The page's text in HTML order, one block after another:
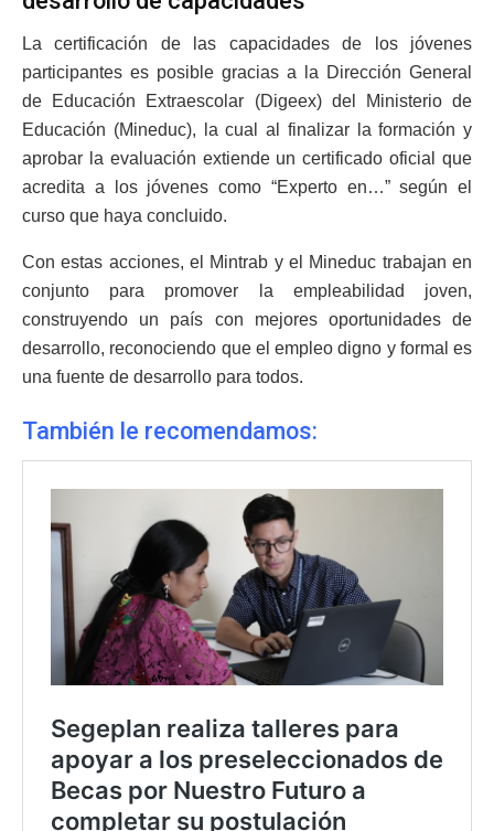
La certificación de las capacidades de los jóvenes
participantes es posible gracias a la Dirección General
de Educación Extraescolar (Digeex) del Ministerio de
Educación (Mineduc), la cual al finalizar la formación y
aprobar la evaluación extiende un certificado oficial que
acredita a los jóvenes como “Experto en…” según el
curso que haya concluido.
Con estas acciones, el Mintrab y el Mineduc trabajan en
conjunto para promover la empleabilidad joven,
construyendo un país con mejores oportunidades de
desarrollo, reconociendo que el empleo digno y formal es
una fuente de desarrollo para todos.
También le recomendamos: